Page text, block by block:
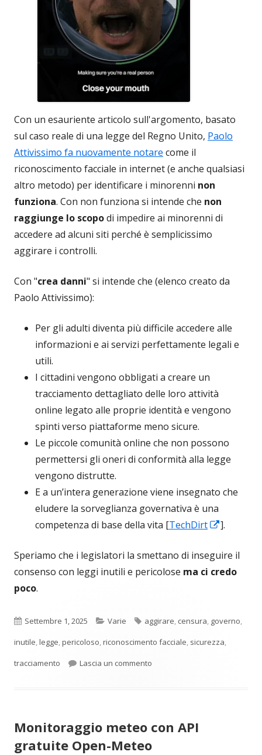
Con un esauriente articolo sull'argomento, basato
sul caso reale di una legge del Regno Unito, Paolo
Attivissimo fa nuovamente notare come il
riconoscimento facciale in internet (e anche qualsiasi
altro metodo) per identificare i minorenni non
funziona. Con non funziona si intende che non
raggiunge lo scopodi impedire ai minorenni di
accedere ad alcuni siti perché è semplicissimo
aggirare i controlli.
Con "crea danni" si intende che (elenco creato da
Paolo Attivissimo):
Per gli adulti diventa più difficile accedere alle
informazioni e ai servizi perfettamente legali e
utili.
I cittadini vengono obbligati a creare un
tracciamento dettagliato delle loro attività
online legato alle proprie identità e vengono
spinti verso piattaforme meno sicure.
Le piccole comunità online che non possono
permettersi gli oneri di conformità alla legge
vengono distrutte.
E a un’intera generazione viene insegnato che
eludere la sorveglianza governativa è una
competenza di base della vita [TechDirt
Apre
una
nuova
].
Speriamo che i legislatori la smettano di inseguire il
consenso con leggi inutili e pericolose ma ci credo
poco.
Pubblicato
Settembre 1, 2025 Categorie
Varie Tag
aggirare, censura, governo,
inutile,legge,pericoloso,riconoscimento facciale, sicurezza,
tracciamento
Lascia un commento
Monitoraggio meteo con API
gratuite Open-Meteo